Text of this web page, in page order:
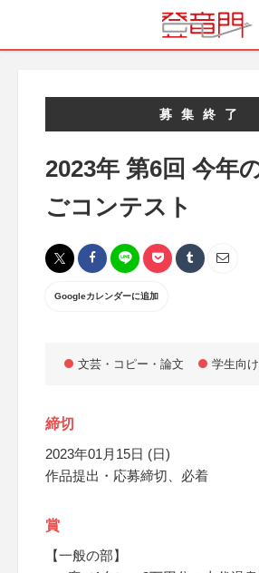
募集終了
2023年 第6回 今年
ごコンテスト
Googleカレンダーに追加
文芸・コピー・論文 学生向け
締切
2023年01月15日 (日)
作品提出・応募締切、必着
賞
【一般の部】